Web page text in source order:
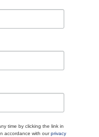
time by clicking the link in
accordance with ourprivacy